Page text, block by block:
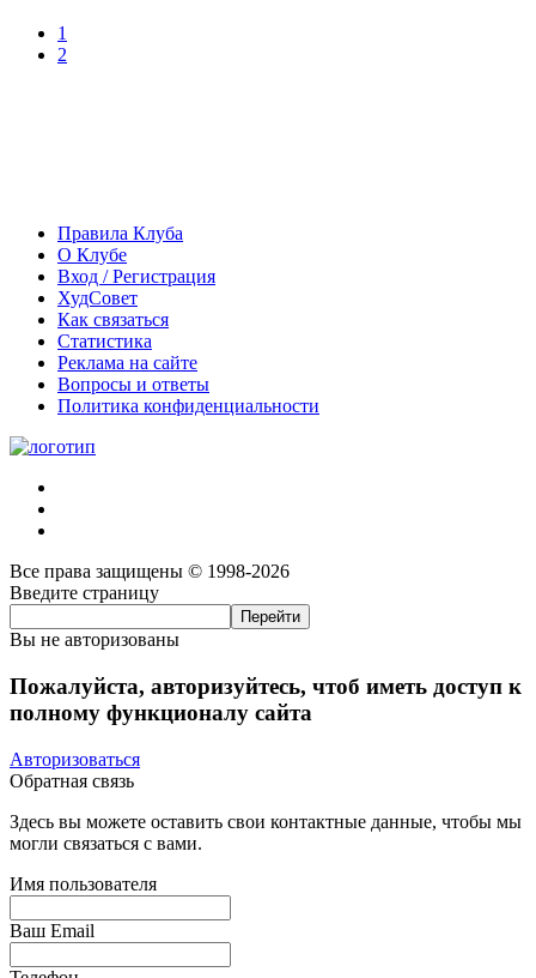
1
2
Правила Клуба
О Клубе
Вход / Регистрация
ХудСовет
Как связаться
Статистика
Реклама на сайте
Вопросы и ответы
Политика конфиденциальности
Все права защищены © 1998-2026
Введите страницу
Вы не авторизованы
Пожалуйста, авторизуйтесь, чтоб иметь доступ к
полному функционалу сайта
Авторизоваться
Обратная связь
Здесь вы можете оставить свои контактные данные, чтобы мы
могли связаться с вами.
Имя пользователя
Ваш Email